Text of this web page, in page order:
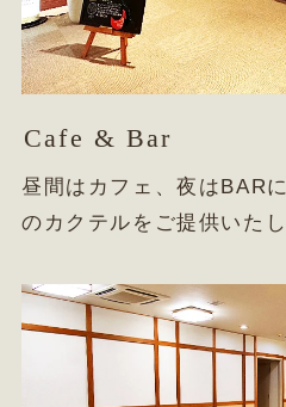
Cafe & Bar
昼間はカフェ、夜はBAR
のカクテルをご提供いたし